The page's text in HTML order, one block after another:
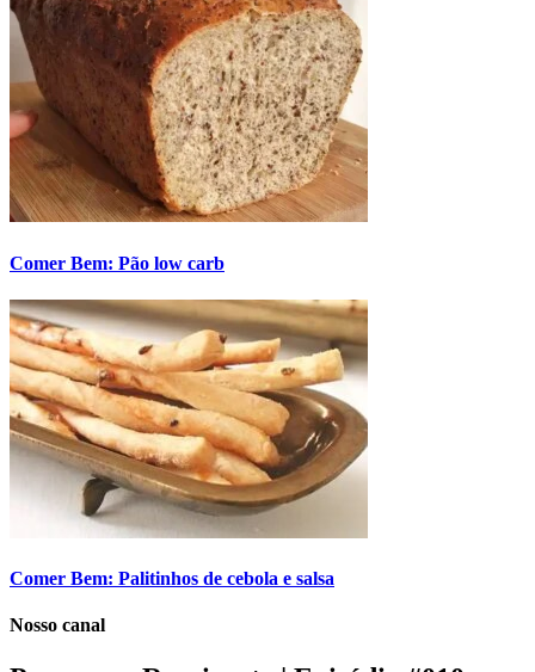
Comer Bem: Pão low carb
Comer Bem: Palitinhos de cebola e salsa
Nosso canal